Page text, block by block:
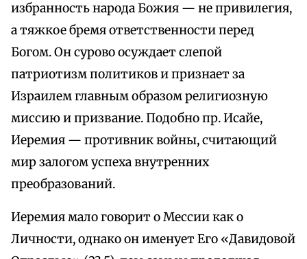
избранность народа Божия — не привилегия,
а тяжкое бремя ответственности перед
Богом. Он сурово осуждает слепой
патриотизм политиков и признает за
Израилем главным образом религиозную
миссию и призвание. Подобно пр. Исайе,
Иеремия — противник войны, считающий
мир залогом успеха внутренних
преобразований.
Иеремия мало говорит о Мессии как о
Личности, однако он именует Его «Давидовой